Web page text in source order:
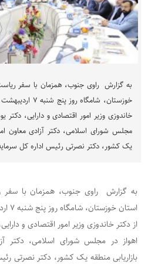
به گزارش راوی جنوب، همزمان با سفر
خوزستان، شامگاه
خاندوزی وزیر امور اقتصادی و دارایی، دکتر
مجلس شورای اسلامی، دکتر آزادی معاون
یک کشور، دکتر نصرتی رئیس اداره کل
به گزارش راوی جنوب، همزمان با
از دکتر خاندوزی وزیر امور اقتصادی و
اهواز در مجلس شورای اسلامی، دکتر
بازاریابی منطقه یک کشور، دکتر نصرتی